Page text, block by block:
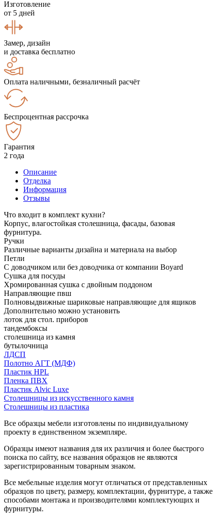
Изготовление
от 5 дней
Замер, дизайн
и доставка бесплатно
Оплата наличными, безналичный расчёт
Беспроцентная рассрочка
Гарантия
2 года
Описание
Отделка
Информация
Отзывы
Что входит в комплект кухни?
Корпус, влагостойкая столешница, фасады, базовая
фурнитура.
Ручки
Различные варианты дизайна и материала на выбор
Петли
С доводчиком или без доводчика от компании Boyard
Сушка для посуды
Хромированная сушка с двойным поддоном
Направляющие пвш
Полновыдвижные шариковые направляющие для ящиков
Дополнительно можно установить
лоток для стол. приборов
тандембоксы
столешница из камня
бутылочница
ЛДСП
Полотно АГТ (МДФ)
Пластик HPL
Пленка ПВХ
Пластик Alvic Luxe
Столешницы из искусственного камня
Столешницы из пластика
Все образцы мебели изготовлены по индивидуальному
проекту в единственном экземпляре.
Образцы имеют названия для их различия и более быстрого
поиска по сайту, все названия образцов не являются
зарегистрированным товарным знаком.
Все мебельные изделия могут отличаться от представленных
образцов по цвету, размеру, комплектации, фурнитуре, а также
способами монтажа и производителями комплектующих и
фурнитуры.